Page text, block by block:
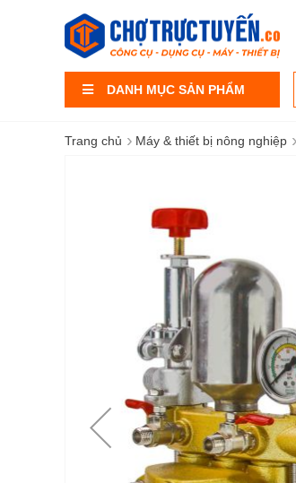
DANH MỤC SẢN PHẨM
Trang chủ › Máy & thiết bị nông nghiệp ›